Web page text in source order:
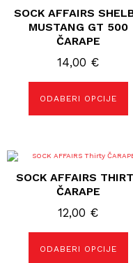
SOCK AFFAIRS
MUSTANG GT 500
ČARAPE
14,00 €
ODABERI OPCIJE
više
varijanti.
Opcije
se
odabrati
proizvoda
SOCK AFFAIRS
ČARAPE
12,00 €
ODABERI OPCIJE
Ovaj
ima
varijanti.
Opcije
se
na